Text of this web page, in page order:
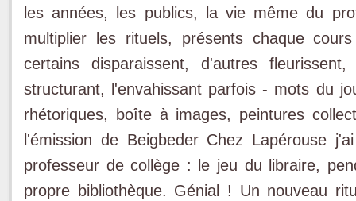
les années, les publics, la vie même du
multiplier les rituels, présents chaque
certains disparaissent, d'autres
structurant, l'envahissant parfois - mots du
rhétoriques, boîte à images, peintures
l'émission de Beigbeder Chez Lapérouse
professeur de collège : le jeu du libraire,
propre bibliothèque. Génial ! Un nouveau